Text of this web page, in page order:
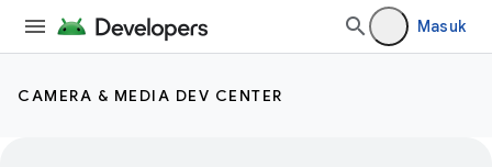
Masuk
CAMERA & MEDIA DEV CENTER